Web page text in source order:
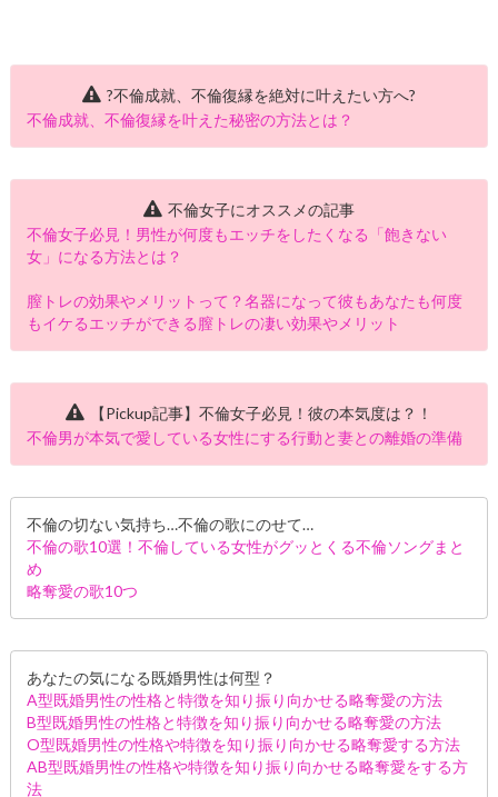
?不倫成就、不倫復縁を絶対に叶えたい方へ?
不倫成就、不倫復縁を叶えた秘密の方法とは？
不倫女子にオススメの記事
不倫女子必見！男性が何度もエッチをしたくなる「飽きない
女」になる方法とは？
膣トレの効果やメリットって？名器になって彼もあなたも何度
もイケるエッチができる膣トレの凄い効果やメリット
【Pickup記事】不倫女子必見！彼の本気度は？！
不倫男が本気で愛している女性にする行動と妻との離婚の準備
不倫の切ない気持ち…不倫の歌にのせて…
不倫の歌10選！不倫している女性がグッとくる不倫ソングまと
め
略奪愛の歌10つ
あなたの気になる既婚男性は何型？
A型既婚男性の性格と特徴を知り振り向かせる略奪愛の方法
B型既婚男性の性格と特徴を知り振り向かせる略奪愛の方法
O型既婚男性の性格や特徴を知り振り向かせる略奪愛する方法
AB型既婚男性の性格や特徴を知り振り向かせる略奪愛をする方
法